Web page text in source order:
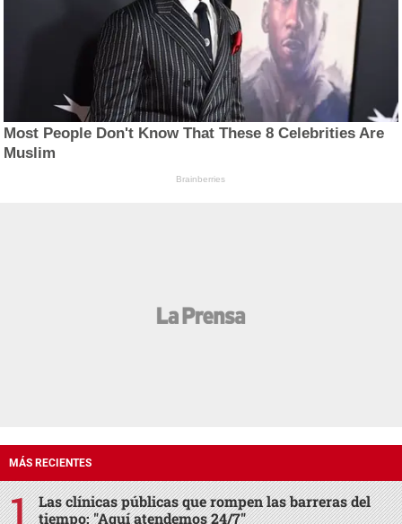
Most People Don't Know That These 8 Celebrities Are
Muslim
Brainberries
MÁS RECIENTES
Las clínicas públicas que rompen las barreras del
tiempo: "Aquí atendemos 24/7"